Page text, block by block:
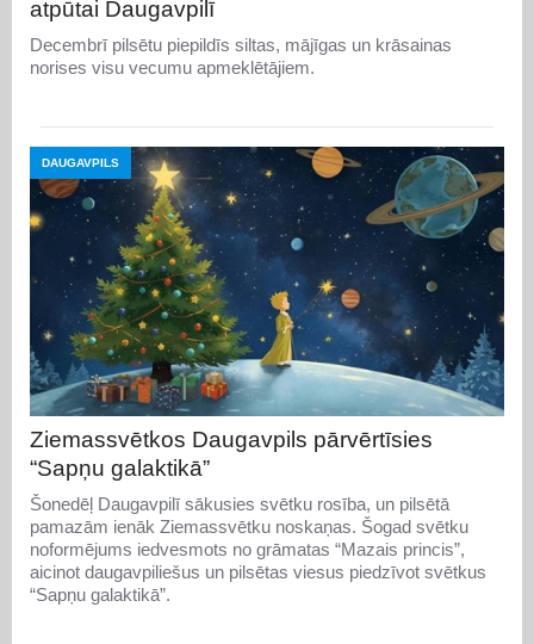
atpūtai Daugavpilī
Decembrī pilsētu piepildīs siltas, mājīgas un krāsainas
norises visu vecumu apmeklētājiem.
DAUGAVPILS
Ziemassvētkos Daugavpils pārvērtīsies
“Sapņu galaktikā”
Šonedēļ Daugavpilī sākusies svētku rosība, un pilsētā
pamazām ienāk Ziemassvētku noskaņas. Šogad svētku
noformējums iedvesmots no grāmatas “Mazais princis”,
aicinot daugavpiliešus un pilsētas viesus piedzīvot svētkus
“Sapņu galaktikā”.